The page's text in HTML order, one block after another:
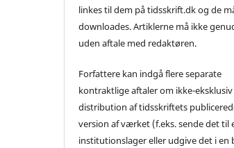
linkes til dem på tidsskrift.dk og de
downloades. Artiklerne må ikke
uden aftale med redaktøren.
Forfattere kan indgå flere separate
kontraktlige aftaler om ikke-eksklusiv
distribution af tidsskriftets
version af værket (f.eks. sende det til
institutionslager eller udgive det i en